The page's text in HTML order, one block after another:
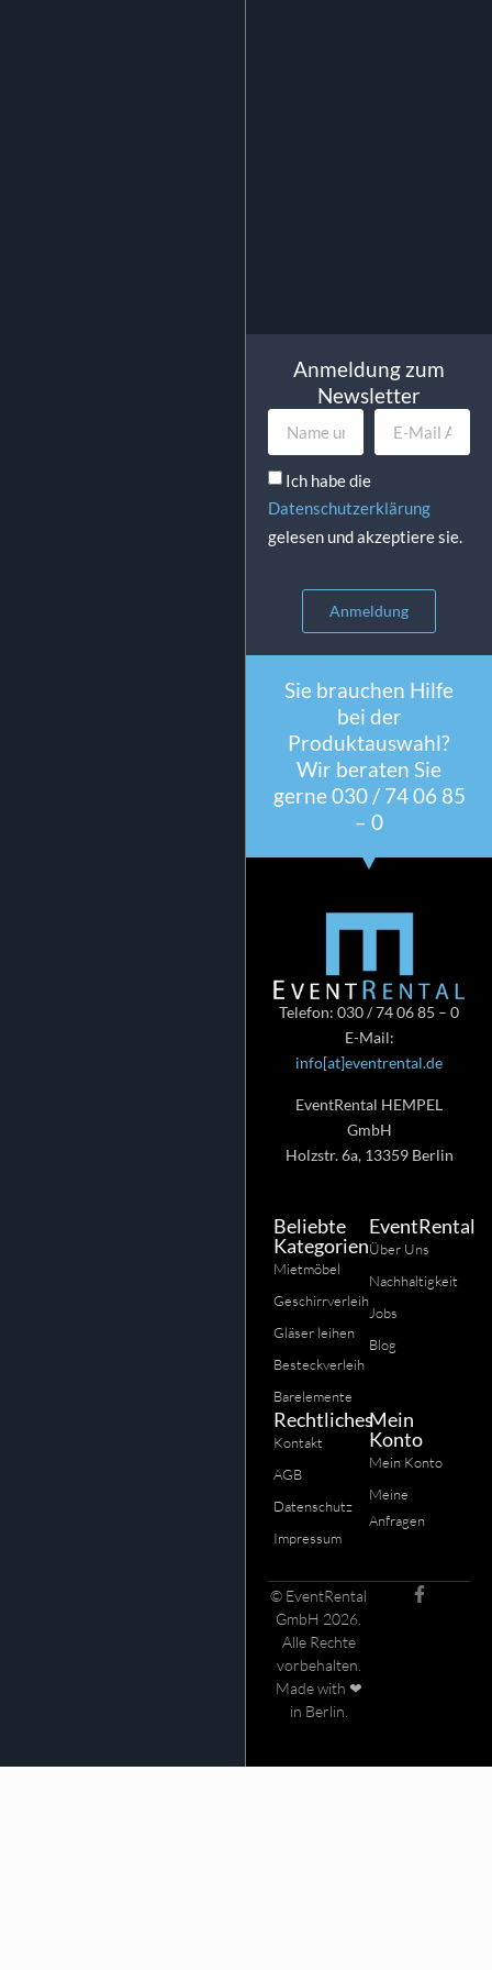
Anmeldung zum
Newsletter
Ich habe die
Datenschutzerklärung
gelesen und akzeptiere sie.
Anmeldung
Sie brauchen Hilfe
bei der
Produktauswahl?
Wir beraten Sie
gerne 030 / 74 06 85
– 0
Telefon: 030 / 74 06 85 – 0
E-Mail:
info[at]eventrental.de
EventRental HEMPEL
GmbH
Holzstr. 6a, 13359 Berlin
Beliebte
Kategorien
Mietmöbel
Geschirrverleih
Gläser leihen
Besteckverleih
Barelemente
EventRental
Über Uns
Nachhaltigkeit
Jobs
Blog
Rechtliches
Kontakt
AGB
Datenschutz
Impressum
Mein
Konto
Mein Konto
Meine
Anfragen
© EventRental
GmbH 2026.
Alle Rechte
vorbehalten.
Made with ❤
in Berlin.